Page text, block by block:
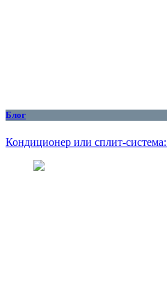
Блог
Кондиционер или сплит-